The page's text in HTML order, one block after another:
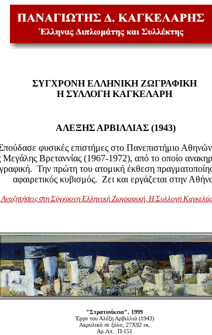
ΣΥΓΧΡΟΝΗ ΕΛΛΗΝΙΚΗ ΖΩΓΡΑΦΙΚΗ
Η ΣΥΛΛΟΓΗ ΚΑΓΚΕΛΑΡΗ
ΑΛΕΞΗΣ ΑΡΒΙΛΛΙΑΣ (1943)
φυσικές επιστήμες στο Πανεπιστήμιο Αθηνών
Μεγάλης Βρεταννίας (1967-1972), από το οποίο
Την πρώτη του ατομική έκθεση
αφαιρετικός κυβισμός. Ζει και εργάζεται στην
στη Σύγχρονη Ελληνική Ζωγραφική, Η Συλλογή
"Στρατονίκεια", 1999
'Εργο του Αλέξη Αρβιλλιά (1943)
Ακρυλικό σε ξύλο, 27Χ92 εκ.
Αρ.Απ.: Π-151